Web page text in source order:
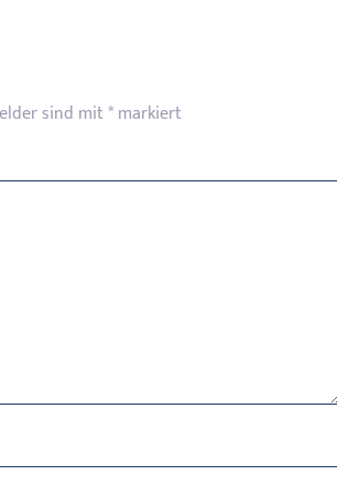
sind mit*markiert